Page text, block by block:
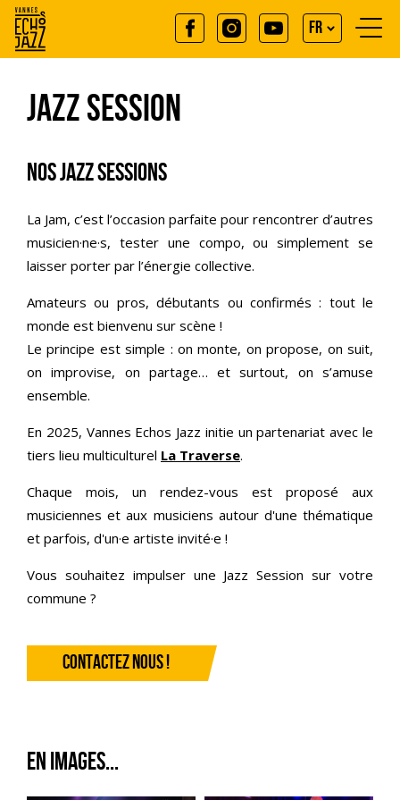
Aller
au
contenu
principal
FR
EN
Jazz session
NOS JAZZ SESSIONS
La Jam, c’est l’occasion parfaite pour rencontrer d’autres
musicien·ne·s, tester une compo, ou simplement se
laisser porter par l’énergie collective.
Amateurs ou pros, débutants ou confirmés : tout le
monde est bienvenu sur scène !
Le principe est simple : on monte, on propose, on suit,
on improvise, on partage… et surtout, on s’amuse
ensemble.
En 2025, Vannes Echos Jazz initie un partenariat avec le
tiers lieu multiculturel La Traverse.
Chaque mois, un rendez-vous est proposé aux
musiciennes et aux musiciens autour d'une thématique
et parfois, d'un·e artiste invité·e !
Vous souhaitez impulser une Jazz Session sur votre
commune ?
CONTACTEZ NOUS !
En Images...